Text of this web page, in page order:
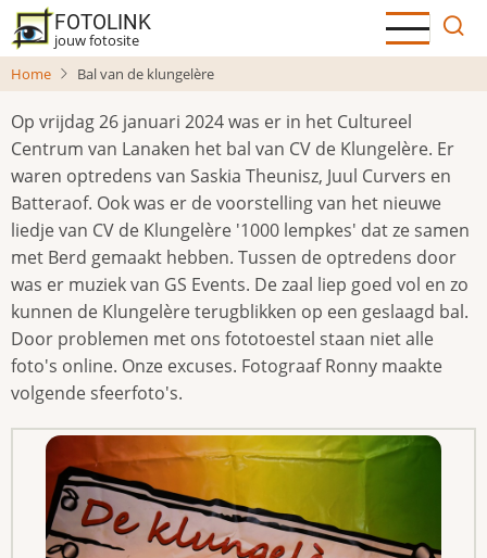
Overslaan
en
naar
inhoud
gaan
FOTOLINK
jouw fotosite
Home
Bal van de klungelère
Op vrijdag 26 januari 2024 was er in het Cultureel
Centrum van Lanaken het bal van CV de Klungelère. Er
waren optredens van Saskia Theunisz, Juul Curvers en
Batteraof. Ook was er de voorstelling van het nieuwe
liedje van CV de Klungelère '1000 lempkes' dat ze samen
met Berd gemaakt hebben. Tussen de optredens door
was er muziek van GS Events. De zaal liep goed vol en zo
kunnen de Klungelère terugblikken op een geslaagd bal.
Door problemen met ons fototoestel staan niet alle
foto's online. Onze excuses. Fotograaf Ronny maakte
volgende sfeerfoto's.